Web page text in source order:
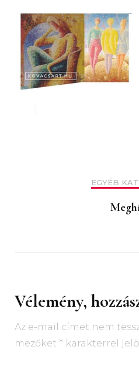
EGYÉB
Vélemény,
Az e-mail címet nem
mezőket * karakterrel